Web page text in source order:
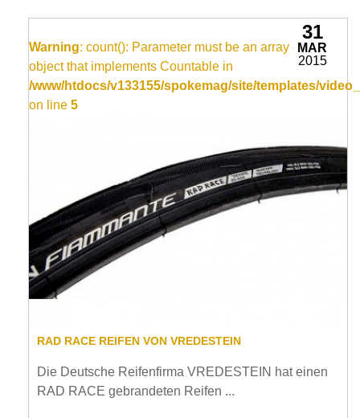
Warning: count(): Parameter must be an array or an
object that implements Countable in
/www/htdocs/v133155/spokemag/site/templates/
on line 5
RAD RACE REIFEN VON VREDESTEIN
Die Deutsche Reifenfirma VREDESTEIN hat einen
RAD RACE gebrandeten Reifen ...
31
MAR
2015